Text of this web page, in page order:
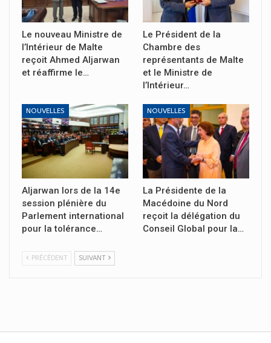
Le nouveau Ministre de
l’Intérieur de Malte
reçoit Ahmed Aljarwan
et réaffirme le…
Le Président de la
Chambre des
représentants de Malte
et le Ministre de
l’Intérieur…
NOUVELLES
Aljarwan lors de la 14e
session plénière du
Parlement international
pour la tolérance…
NOUVELLES
La Présidente de la
Macédoine du Nord
reçoit la délégation du
Conseil Global pour la…
PRÉCÉDENT SUIVANT